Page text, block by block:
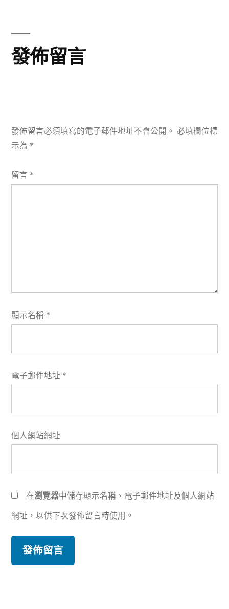
發佈留言
發佈留言必須填寫的電子郵件地址不會公開。 必填欄位標
示為 *
留言 *
顯示名稱 *
電子郵件地址 *
個人網站網址
在瀏覽器中儲存顯示名稱、電子郵件地址及個人網站
網址，以供下次發佈留言時使用。